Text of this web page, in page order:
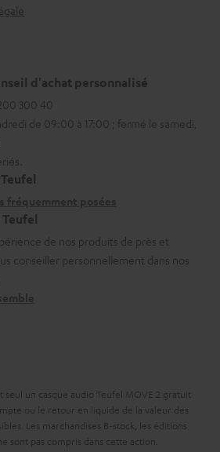
d'achat personnalisé
300 40
de 09:00 à 17:00 ; fermé le samedi,
de nos produits de près et
conseiller personnellement dans nos
seul un casque audio Teufel MOVE 2 gratuit
ou le retour en liquide de la valeur des
Les marchandises B-stock, les éditions
sont pas compris dans cette action.